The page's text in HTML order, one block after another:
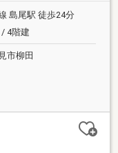
島尾駅 徒歩24分
4階建
市柳田